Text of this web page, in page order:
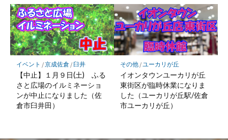
イベント /京成佐倉/ 臼井
【中止】１月９日(土) ふる
さと広場のイルミネーショ
ンが中止になりました（佐
倉市臼井田）
その他/ ユーカリが丘
イオンタウンユーカリが丘
東街区が臨時休業になりま
した（ユーカリが丘駅/佐倉
市ユーカリが丘）